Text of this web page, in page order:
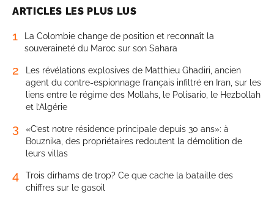
ARTICLES LES PLUS LUS
1
La Colombie change de position et reconnaît la
souveraineté du Maroc sur son Sahara
2
Les révélations explosives de Matthieu Ghadiri, ancien
agent du contre-espionnage français infiltré en Iran, sur les
liens entre le régime des Mollahs, le Polisario, le Hezbollah
et l’Algérie
3
«C’est notre résidence principale depuis 30 ans»: à
Bouznika, des propriétaires redoutent la démolition de
leurs villas
4
Trois dirhams de trop? Ce que cache la bataille des
chiffres sur le gasoil